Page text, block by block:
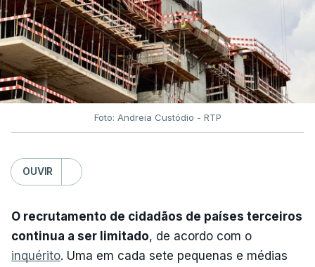
Foto: Andreia Custódio - RTP
OUVIR
O recrutamento de cidadãos de países terceiros
continua a ser limitado, de acordo com o
inquérito. Uma em cada sete pequenas e médias